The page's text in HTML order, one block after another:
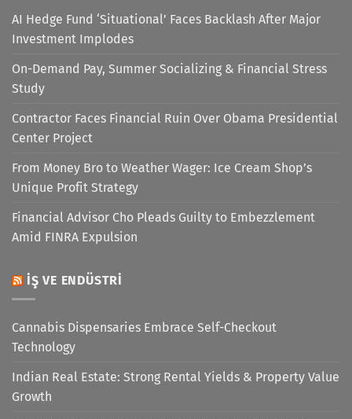
AI Hedge Fund ‘Situational’ Faces Backlash After Major
Investment Implodes
On-Demand Pay, Summer Socializing & Financial Stress
Study
Contractor Faces Financial Ruin Over Obama Presidential
Center Project
From Money Bro to Weather Wager: Ice Cream Shop’s
Unique Profit Strategy
Financial Advisor Cho Pleads Guilty to Embezzlement
Amid FINRA Expulsion
İŞ VE ENDÜSTRI
Cannabis Dispensaries Embrace Self-Checkout
Technology
Indian Real Estate: Strong Rental Yields & Property Value
Growth